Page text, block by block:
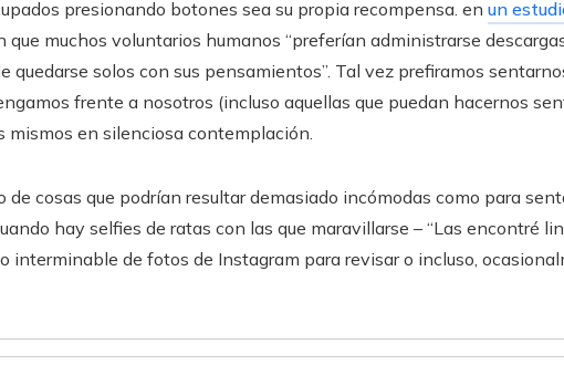
presionando botones sea su propia recompensa. en un
que muchos voluntarios humanos “preferían administrarse
quedarse solos con sus pensamientos”. Tal vez prefiramos
frente a nosotros (incluso aquellas que puedan hacernos
mismos en silenciosa contemplación.
cosas que podrían resultar demasiado incómodas como para
hay selfies de ratas con las que maravillarse – “Las encontré
interminable de fotos de Instagram para revisar o incluso,